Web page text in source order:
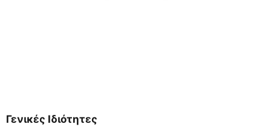
Γενικές Ιδιότητες